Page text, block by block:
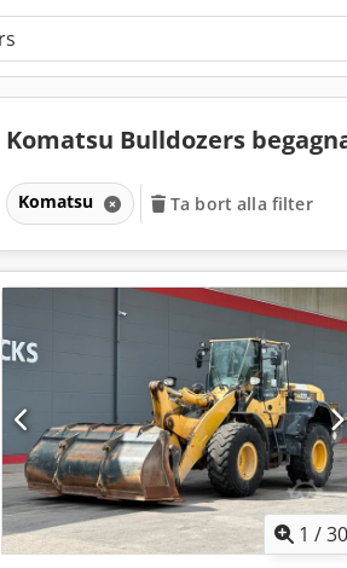
Komatsu Bulldozers
Komatsu Ta bort alla filter
1 /30